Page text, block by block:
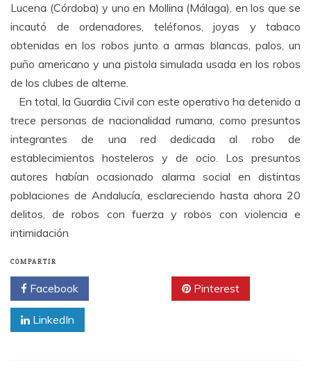
Lucena (Córdoba) y uno en Mollina (Málaga), en los que se
incautó de ordenadores, teléfonos, joyas y tabaco
obtenidas en los robos junto a armas blancas, palos, un
puño americano y una pistola simulada usada en los robos
de los clubes de alterne.
En total, la Guardia Civil con este operativo ha detenido a
trece personas de nacionalidad rumana, como presuntos
integrantes de una red dedicada al robo de
establecimientos hosteleros y de ocio. Los presuntos
autores habían ocasionado alarma social en distintas
poblaciones de Andalucía, esclareciendo hasta ahora 20
delitos, de robos con fuerza y robos con violencia e
intimidación
COMPARTIR
Facebook Pinterest
LinkedIn